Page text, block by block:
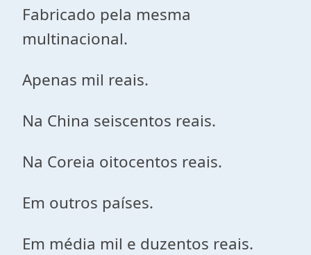
Fabricado pela mesma
multinacional.
Apenas mil reais.
Na China seiscentos reais.
Na Coreia oitocentos reais.
Em outros países.
Em média mil e duzentos reais.